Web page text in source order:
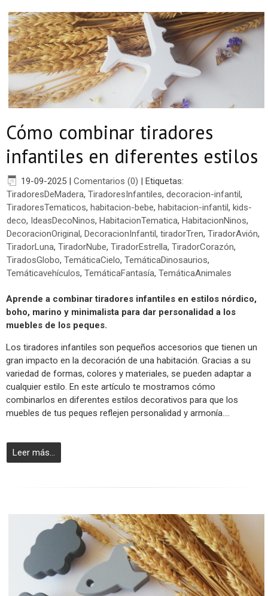
Cómo combinar tiradores
infantiles en diferentes estilos
19-09-2025 | Comentarios (0) | Etiquetas:
TiradoresDeMadera, TiradoresInfantiles, decoracion-infantil,
TiradoresTematicos, habitacion-bebe, habitacion-infantil, kids-
deco, IdeasDecoNinos, HabitacionTematica, HabitacionNinos,
DecoracionOriginal, DecoracionInfantil, tiradorTren, TiradorAvión,
TiradorLuna, TiradorNube, TiradorEstrella, TiradorCorazón,
TiradosGlobo, TemáticaCielo, TemáticaDinosaurios,
Temáticavehículos, TemáticaFantasía, TemáticaAnimales
Aprende a combinar tiradores infantiles en estilos nórdico,
boho, marino y minimalista para dar personalidad a los
muebles de los peques.
Los tiradores infantiles son pequeños accesorios que tienen un
gran impacto en la decoración de una habitación. Gracias a su
variedad de formas, colores y materiales, se pueden adaptar a
cualquier estilo. En este artículo te mostramos cómo
combinarlos en diferentes estilos decorativos para que los
muebles de tus peques reflejen personalidad y armonía....
Leer más...